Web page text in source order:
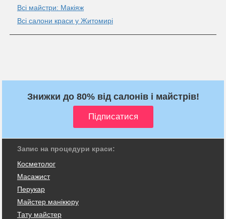
Всі майстри: Макіяж
Всі салони краси у Житомирі
Знижки до 80% від салонів і майстрів!
Запис на процедури краси:
Косметолог
Масажист
Перукар
Майстер манікюру
Тату майстер